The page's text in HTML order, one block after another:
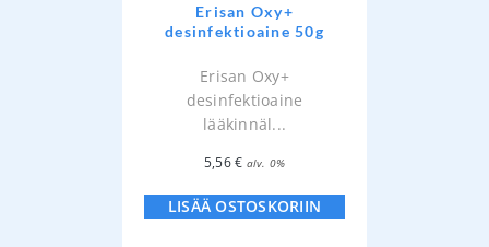
Erisan Oxy+
desinfektioaine 50g
Erisan Oxy+
desinfektioaine
lääkinnäl...
5,56€ alv. 0%
LISÄÄ OSTOSKORIIN